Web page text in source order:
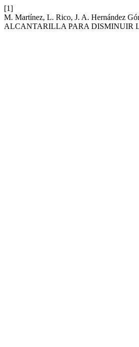
[1]
M. Martínez, L. Rico, J. A. Hernández
ALCANTARILLA PARA DISMINUIR